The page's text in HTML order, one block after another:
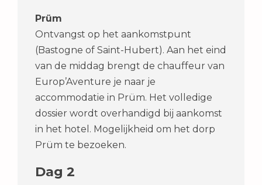
Prüm
Ontvangst op het aankomstpunt
(Bastogne of Saint-Hubert). Aan het eind
van de middag brengt de chauffeur van
Europ’Aventure je naar je
accommodatie in Prüm. Het volledige
dossier wordt overhandigd bij aankomst
in het hotel. Mogelijkheid om het dorp
Prüm te bezoeken.
Dag 2